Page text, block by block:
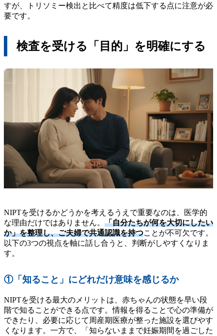
すが、トリソミー検出と比べて精度は低下する点に注意が必
要です。
検査を受ける「目的」を明確にする
NIPTを受けるかどうかを考えるうえで重要なのは、医学的
な理由だけではありません。 「自分たちが何を大切にしたい
か」を整理し、ご夫婦で共通認識を持つことが不可欠です。
以下の3つの視点を軸に話し合うと、判断がしやすくなりま
す。
①「知ること」にどれだけ意味を感じるか
NIPTを受ける最大のメリットは、赤ちゃんの状態を早い段
階で知ることができる点です。情報を得ることで心の準備が
できたり、必要に応じて周産期医療が整った施設を選びやす
くなります。一方で、「知らないままで妊娠期間を過ごした